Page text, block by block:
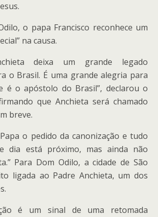
o papa Francisco reconhece um
na causa.
deixa um grande legado
o Brasil. É uma grande alegria para
é o apóstolo do Brasil”, declarou o
que Anchieta será chamado
breve.
o pedido da canonização e tudo
dia está próximo, mas ainda não
Para Dom Odilo, a cidade de São
ligada ao Padre Anchieta, um dos
é um sinal de uma retomada